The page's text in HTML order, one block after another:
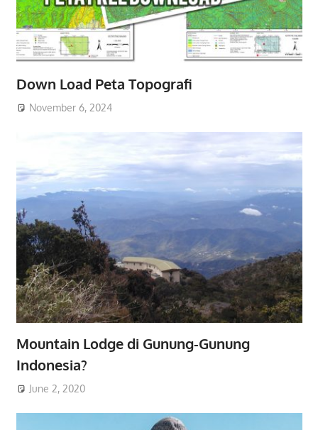
Down Load Peta Topografi
November 6, 2024
Mountain Lodge di Gunung-Gunung
Indonesia?
June 2, 2020